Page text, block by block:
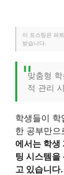
이 포스팅은 파
받습니다.
맞춤형
적 관리
학생들이 학
한 공부만으
에서는 학생
팅 시스템을
고 있습니다.